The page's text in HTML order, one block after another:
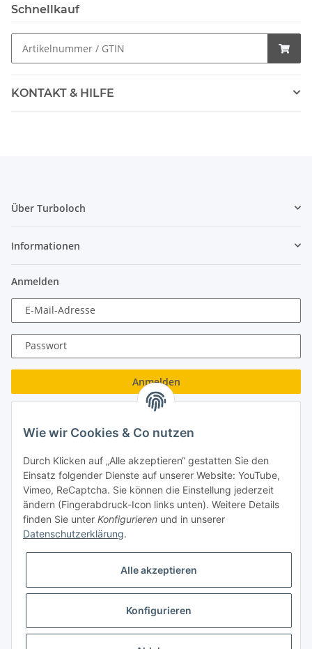
Schnellkauf
KONTAKT & HILFE
Über Turboloch
Informationen
Anmelden
E-Mail-Adresse
Passwort
Anmelden
Neu hier?Jetzt registrieren!
Turboloch GmbH
Almenweg 27
67256 Weisenheim am Sand
E-Mail: info@turboloch.de
Impressum
* Alle Preise inkl. gesetzlicher USt., zzgl.Versand
Wie wir Cookies & Co nutzen
Durch Klicken auf „Alle akzeptieren“ gestatten Sie den
Einsatz folgender Dienste auf unserer Website: YouTube,
Vimeo, ReCaptcha. Sie können die Einstellung jederzeit
ändern (Fingerabdruck-Icon links unten). Weitere Details
finden Sie unter Konfigurieren und in unserer
Datenschutzerklärung.
Alle akzeptieren
Konfigurieren